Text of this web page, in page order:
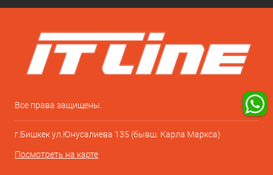
Все права защищены.
г.Бишкек ул.Юнусалиева 135 (бывш. Карла Маркса)
Посмотреть на карте